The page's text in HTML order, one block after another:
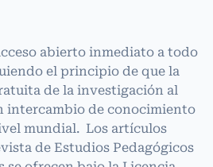
abierto inmediato a todo
el principio de que la
de la investigación al
intercambio de conocimiento
mundial. Los artículos
de Estudios Pedagógicos